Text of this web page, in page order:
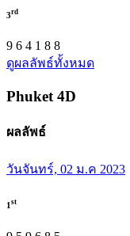
3rd
9 6 4 1 8 8
ดูผลลัพธ์ทั้งหมด
Phuket 4D
ผลลัพธ์
วันจันทร์, 02 ม.ค 2023
1 st